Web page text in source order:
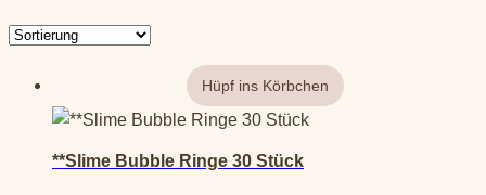
**Slime Bubble Ringe 30 Stück